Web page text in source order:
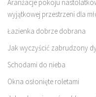
Aranżacje pokoju
wyjątkowej przestrzeni dla
Łazienka dobrze dobrana
Jak wyczyścić zabrudzony
Schodami do nieba
Okna osłonięte roletami